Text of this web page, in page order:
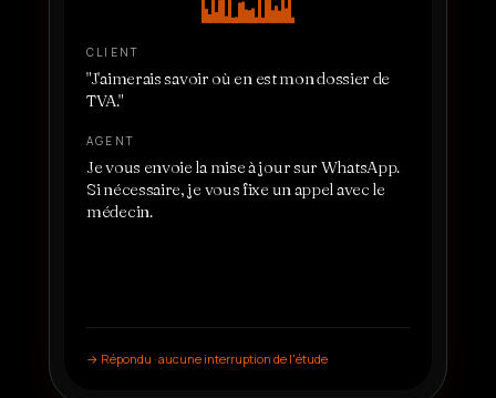
Vente &
LEAD
Services &
MAISON
nous
CLIENT
"J'aimerais savoir où en est mon dossier de
TVA."
AGENT
Je vous envoie la mise à jour sur WhatsApp.
Si nécessaire, je vous fixe un appel avec le
médecin.
→ Répondu · aucune interruption de l'étude